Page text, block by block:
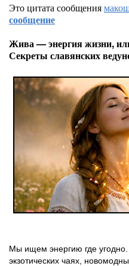
Это цитата сообщения
сообщение
Жива — энергия жизни,
Секреты славянских
Мы ищем энергию где угодно.
экзотических чаях,